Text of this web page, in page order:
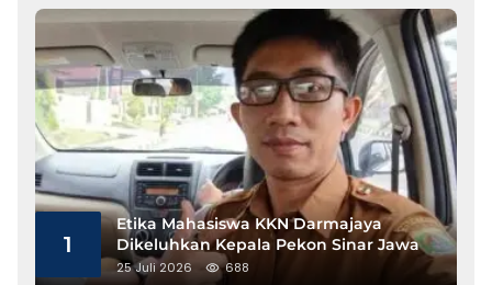
1
Etika Mahasiswa KKN Darmajaya
Dikeluhkan Kepala Pekon Sinar Jawa
25 Juli 2026 688